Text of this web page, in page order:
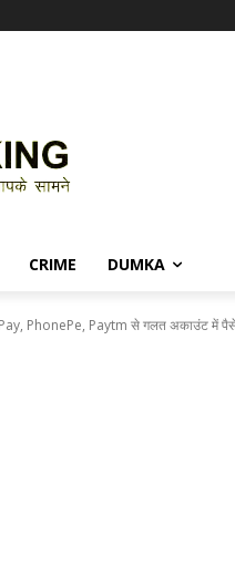
CRIME DUMKA
PhonePe, Paytm से गलत अकाउंट में